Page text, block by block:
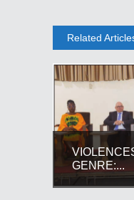
Related
GENRE:...